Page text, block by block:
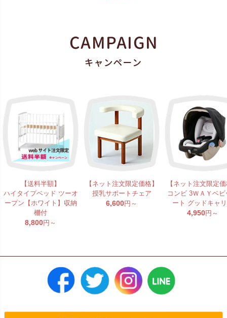
【送料半額】
ハイタイプベッド ツーオ
ープン【ホワイト】収納
棚付
8,800円～
【ネット注文限定価格】
授乳サポートチェア
6,600円～
【ネット注文限定
コンビ 3ＷＡＹベビ
ート グッドキャ
4,950円～